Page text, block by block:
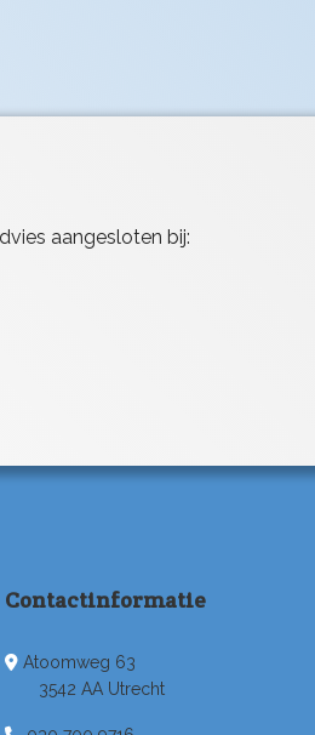
aangesloten bij:
Contactinformatie
Atoomweg 63
3542 AA Utrecht